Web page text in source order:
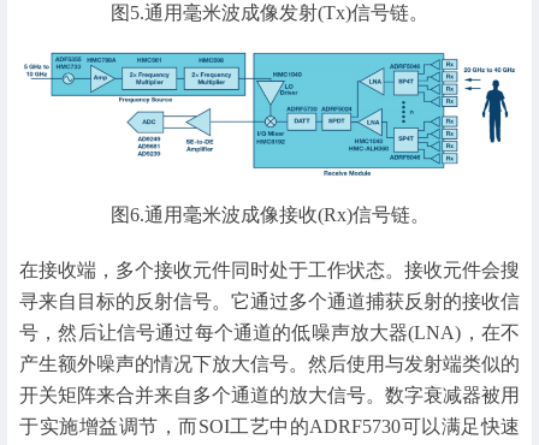
图5.通用毫米波成像发射(Tx)信号链。
图6.通用毫米波成像接收(Rx)信号链。
在接收端，多个接收元件同时处于工作状态。接收元件会搜
寻来自目标的反射信号。它通过多个通道捕获反射的接收信
号，然后让信号通过每个通道的低噪声放大器(LNA)，在不
产生额外噪声的情况下放大信号。然后使用与发射端类似的
开关矩阵来合并来自多个通道的放大信号。数字衰减器被用
于实施增益调节，而SOI工艺中的ADRF5730可以满足快速